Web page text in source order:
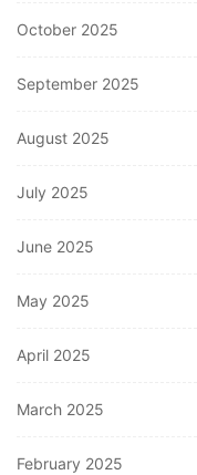
October 2025
September 2025
August 2025
July 2025
June 2025
May 2025
April 2025
March 2025
February 2025